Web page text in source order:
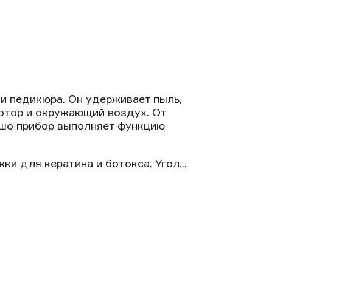
педикюра. Он удерживает пыль,
и окружающий воздух. От
прибор выполняет функцию
для кератина и ботокса. Угол...